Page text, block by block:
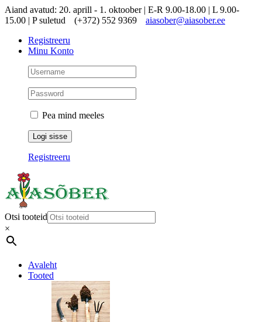
Skip
to
Aiand avatud: 20. aprill - 1. oktoober | E-R 9.00-18.00 | L 9.00-
15.00 | P suletud
(+372) 552 9369
aiasober@aiasober.ee
Registreeru
Minu Konto
Pea mind meeles
Registreeru
Otsi tooteid
×
Avaleht
Tooted